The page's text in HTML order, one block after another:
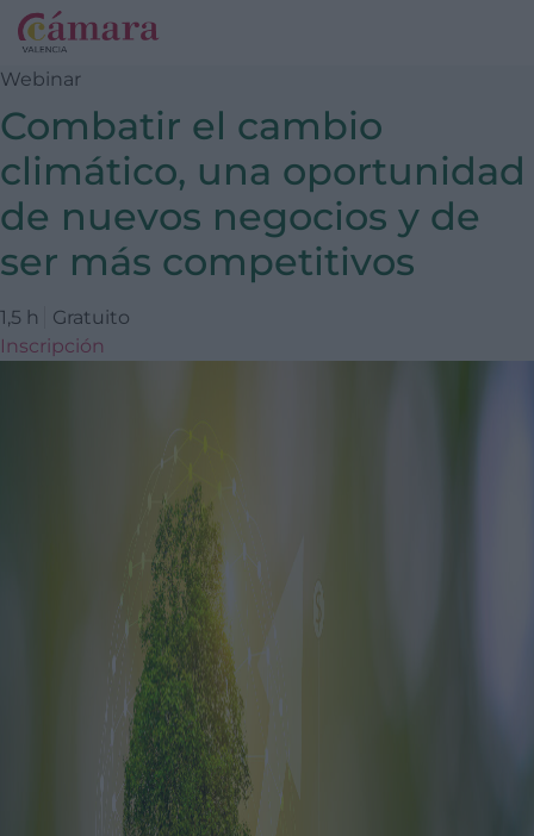
Webinar
Combatir el cambio
climático, una oportunidad
de nuevos negocios y de
ser más competitivos
1,5 h
Gratuito
Inscripción